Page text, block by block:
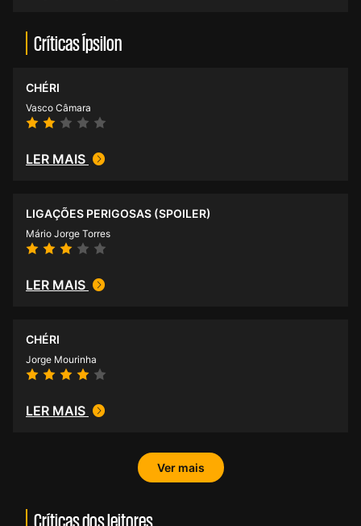
Críticas Ípsilon
CHÉRI
Vasco Câmara
LER MAIS
LIGAÇÕES PERIGOSAS (SPOILER)
Mário Jorge Torres
LER MAIS
CHÉRI
Jorge Mourinha
LER MAIS
Ver mais
Críticas dos leitores